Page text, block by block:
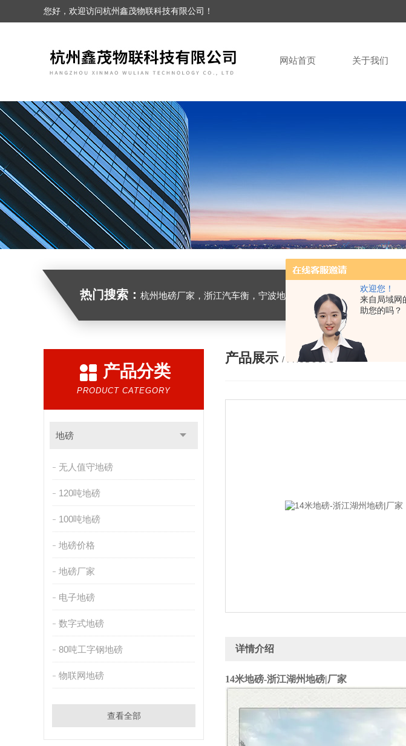
欢迎您！
来自局域网
助您的吗？
您好，欢迎访问杭州鑫茂物联科技有限公司！
网站首页 关于我们
热门搜索： 杭州地磅厂家，浙江汽车衡，宁波地磅价格，浙江地磅维修，杭州地磅，宁波地磅
产品分类
PRODUCT CATEGORY
地磅
无人值守地磅
120吨地磅
100吨地磅
地磅价格
地磅厂家
电子地磅
数字式地磅
80吨工字钢地磅
物联网地磅
查看全部
产品展示 / PRODUCTS
详情介绍
14米地磅-浙江湖州地磅|厂家